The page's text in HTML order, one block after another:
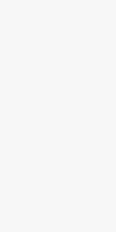
części. Sieć